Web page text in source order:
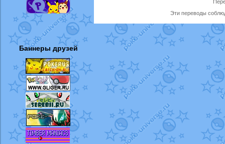
Баннеры друзей
Эти переводы